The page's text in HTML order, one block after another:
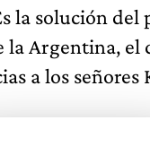
la solución del
la Argentina, el
a los señores